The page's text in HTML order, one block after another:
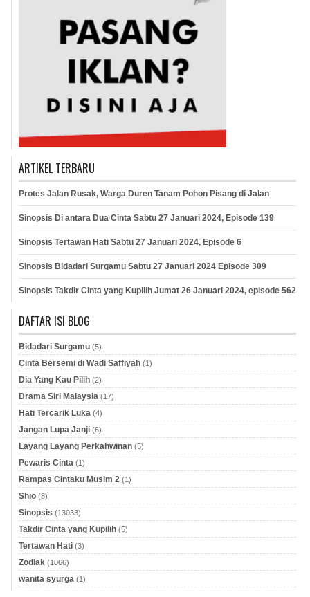
ARTIKEL TERBARU
Protes Jalan Rusak, Warga Duren Tanam Pohon Pisang di Jalan
Sinopsis Di antara Dua Cinta Sabtu 27 Januari 2024, Episode 139
Sinopsis Tertawan Hati Sabtu 27 Januari 2024, Episode 6
Sinopsis Bidadari Surgamu Sabtu 27 Januari 2024 Episode 309
Sinopsis Takdir Cinta yang Kupilih Jumat 26 Januari 2024, episode 562
DAFTAR ISI BLOG
Bidadari Surgamu (5)
Cinta Bersemi di Wadi Saffiyah (1)
Dia Yang Kau Pilih (2)
Drama Siri Malaysia (17)
Hati Tercarik Luka (4)
Jangan Lupa Janji (6)
Layang Layang Perkahwinan (5)
Pewaris Cinta (1)
Rampas Cintaku Musim 2 (1)
Shio (8)
Sinopsis (13033)
Takdir Cinta yang Kupilih (5)
Tertawan Hati (3)
Zodiak (1066)
wanita syurga (1)